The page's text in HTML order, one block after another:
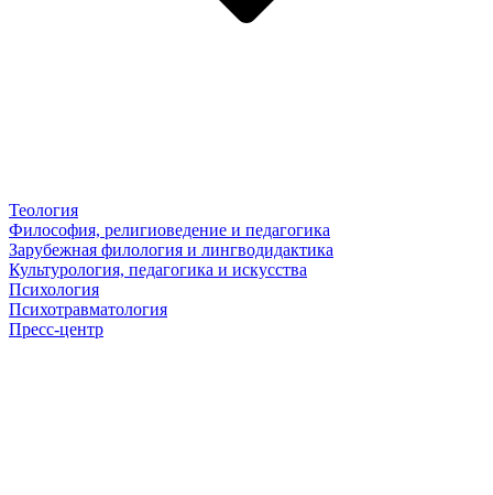
Теология
Философия, религиоведение и педагогика
Зарубежная филология и лингводидактика
Культурология, педагогика и искусства
Психология
Психотравматология
Пресс-центр